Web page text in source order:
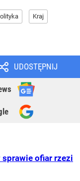
Kraj
UDOSTĘPNIJ
sprawie ofiar rzezi